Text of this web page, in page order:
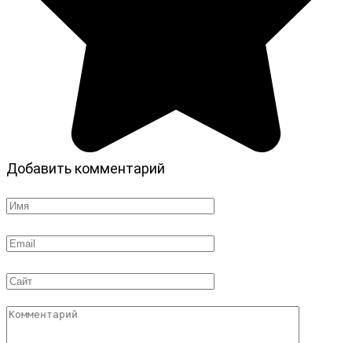
Добавить комментарий
Имя
Email
Сайт
Комментарий